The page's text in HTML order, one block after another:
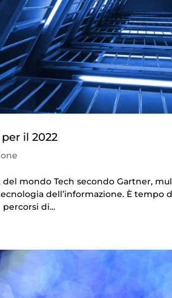
il 2022
del mondo Tech secondo Gartner,
dell’informazione. È
di...